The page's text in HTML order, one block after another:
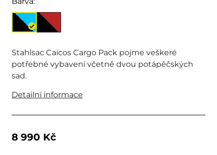
Stahlsac Caicos Cargo Pack pojme veškeré
potřebné vybavení včetně dvou potápěčských
sad.
Detailní informace
8 990 Kč